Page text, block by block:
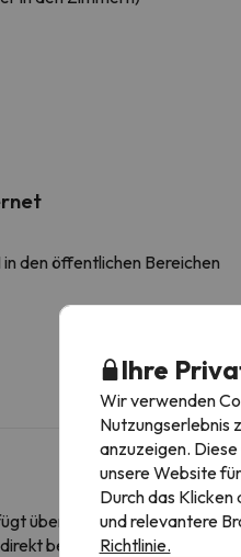
den öffentlichen Bereichen
über eine kostenfreie
bei der Unterkunft, ob
Ihre
Wir verwenden
Nutzungserlebnis
anzuzeigen.
unsere Website
Durch das
und relevantere
Richtlinie.